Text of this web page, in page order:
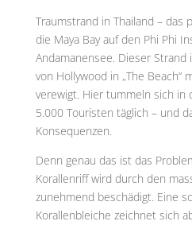
Traumstrand in Thailand – das
die Maya Bay auf den Phi Phi
Andamanensee. Dieser Strand
von Hollywood in „The Beach“
verewigt. Hier tummeln sich in
5.000 Touristen täglich – und
Konsequenzen.
Denn genau das ist das
Korallenriff wird durch den
zunehmend beschädigt. Eine
Korallenbleiche zeichnet sich